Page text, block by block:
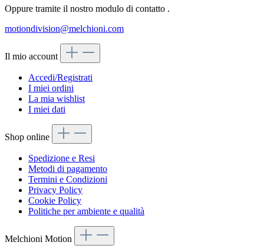
Oppure tramite il nostro modulo di contatto .
motiondivision@melchioni.com
Il mio account
Accedi/Registrati
I miei ordini
La mia wishlist
I miei dati
Shop online
Spedizione e Resi
Metodi di pagamento
Termini e Condizioni
Privacy Policy
Cookie Policy
Politiche per ambiente e qualità
Melchioni Motion